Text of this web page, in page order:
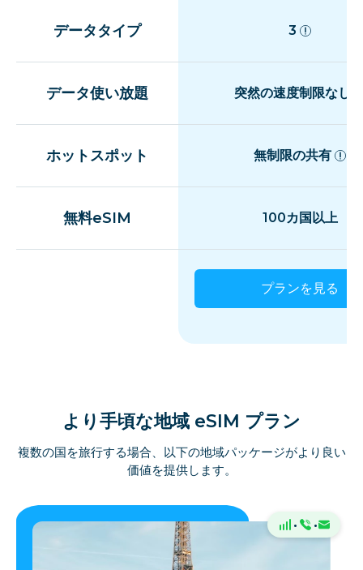
データタイプ 3
データ使い放題 突然の速度制限なし
ホットスポット 無制限の共有
無料eSIM 100カ国以上
プランを見る
より手頃な地域 eSIM プラン
複数の国を旅行する場合、以下の地域パッケージがより良い
価値を提供します。
· ·